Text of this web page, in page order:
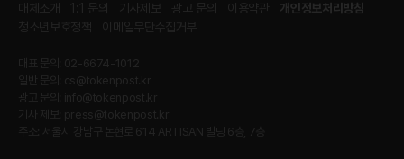
매체소개 기사제보 광고 문의 이용약관
개인정보처리방침
청소년보호정책
이메일무단수집거부
대표 문의: 02-6674-1012
일반 문의: cs@tokenpost.kr
광고 문의:
info@tokenpost.kr
기사 제보: press@tokenpost.kr
주소: 서울시 강남구 논현로 614 ARTISAN 빌딩 6층, 7층